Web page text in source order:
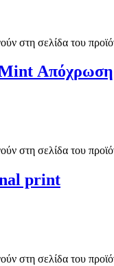
στη σελίδα του
Mint Απόχρωση
στη σελίδα του
print
στη σελίδα του